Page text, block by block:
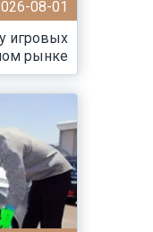
08-01
игровых
рынке